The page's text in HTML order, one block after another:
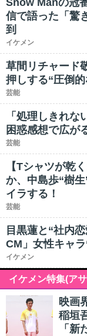
信で語った「驚
到
イケメン
草間リチャード
押しする“圧倒
芸能
「処理しきれ
困惑感想で広が
芸能
【Tシャツが乾
か、中島歩“樹
イラする！
芸能
目黒蓮と“社内
CM」女性キャ
イケメン
イケメン特集(ア
映画
稲垣
「新